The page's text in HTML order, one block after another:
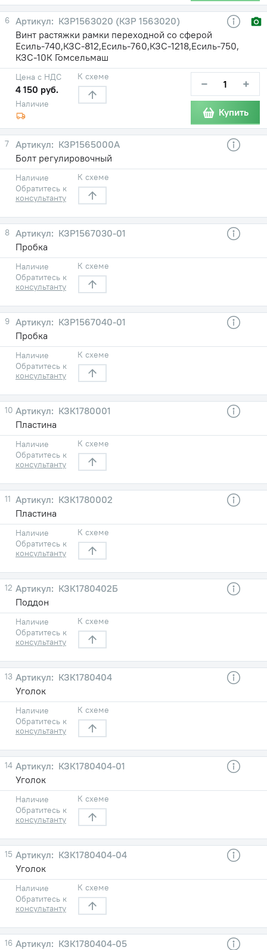
6
КЗР1563020 (КЗР 1563020)
Винт растяжки рамки переходной со сферой
Есиль-740,КЗС-812,Есиль-760,КЗС-1218,Есиль-750,
КЗС-10К Гомсельмаш
Наличие
Цена с НДС
4 150 руб.
К схеме − +
Купить
7
КЗР1565000А
Болт регулировочный
Наличие
Обратитесь к
консультанту
К схеме
8
КЗР1567030-01
Пробка
Наличие
Обратитесь к
консультанту
К схеме
9
КЗР1567040-01
Пробка
Наличие
Обратитесь к
консультанту
К схеме
10
КЗК1780001
Пластина
Наличие
Обратитесь к
консультанту
К схеме
11
КЗК1780002
Пластина
Наличие
Обратитесь к
консультанту
К схеме
12
КЗК1780402Б
Поддон
Наличие
Обратитесь к
консультанту
К схеме
13
КЗК1780404
Уголок
Наличие
Обратитесь к
консультанту
К схеме
14
КЗК1780404-01
Уголок
Наличие
Обратитесь к
консультанту
К схеме
15
КЗК1780404-04
Уголок
Наличие
Обратитесь к
консультанту
К схеме
16
КЗК1780404-05